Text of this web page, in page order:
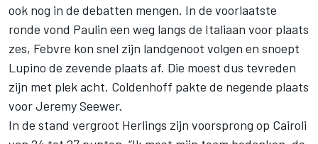
ook nog in de debatten mengen. In de voorlaatste
ronde vond Paulin een weg langs de Italiaan voor plaats
zes, Febvre kon snel zijn landgenoot volgen en snoept
Lupino de zevende plaats af. Die moest dus tevreden
zijn met plek acht. Coldenhoff pakte de negende plaats
voor Jeremy Seewer.
In de stand vergroot Herlings zijn voorsprong op Cairoli